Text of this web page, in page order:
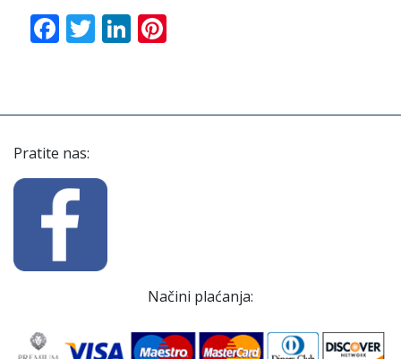
Facebook
TwitterLinkedIn
Pratite nas:
Načini plaćanja: